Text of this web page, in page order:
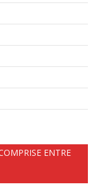
ENTRE